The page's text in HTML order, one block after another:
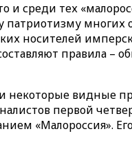
среди тех
носителей
правила –
видные
первой